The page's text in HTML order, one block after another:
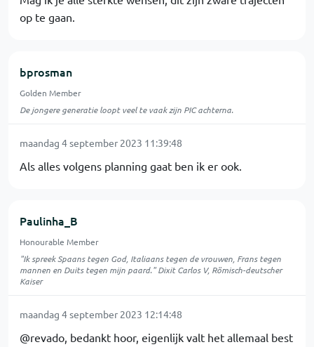
op te gaan.
bprosman
Golden Member
De jongere generatie loopt veel te vaak zijn PIC achterna.
maandag 4 september 2023 11:39:48
Als alles volgens planning gaat ben ik er ook.
Paulinha_B
Honourable Member
"Ik spreek Spaans tegen God, Italiaans tegen de vrouwen, Frans tegen
mannen en Duits tegen mijn paard." Dixit Carlos V, Römisch-deutscher
Kaiser
maandag 4 september 2023 12:14:48
@revado, bedankt hoor, eigenlijk valt het allemaal best